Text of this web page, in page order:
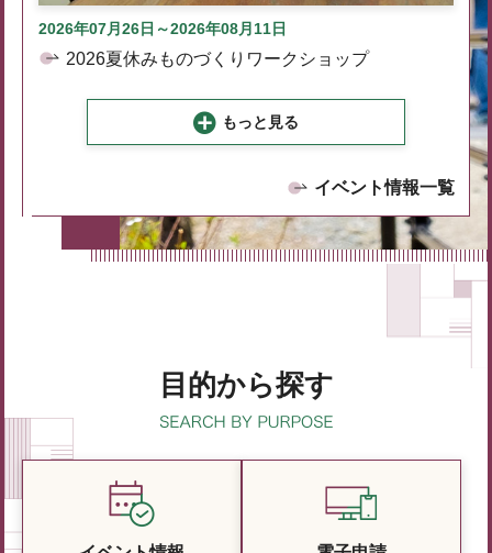
2026年07月26日～2026年08月11日
2026夏休みものづくりワークショップ
もっと見る
イベント情報一覧
目的から探す